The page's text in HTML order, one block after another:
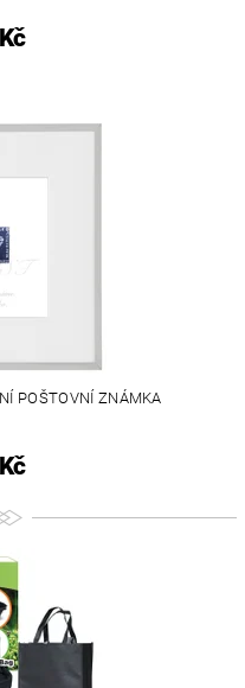
POŠTOVNÍ ZNÁMKA